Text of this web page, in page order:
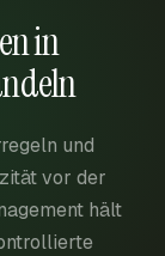
in
und
vor der
hält